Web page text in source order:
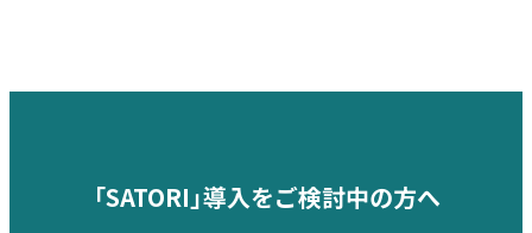
「SATORI」導入をご検討中の方へ